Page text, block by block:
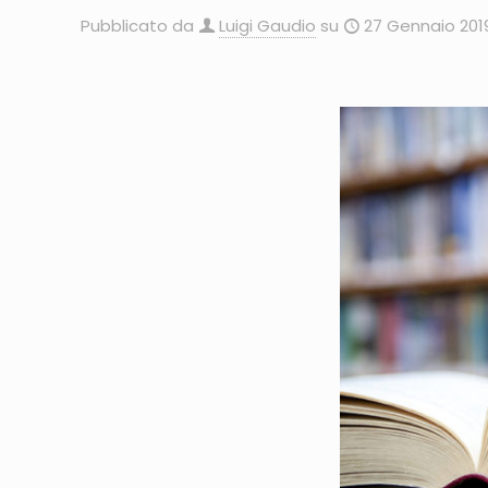
Pubblicato da Luigi Gaudio su 27 Gennaio